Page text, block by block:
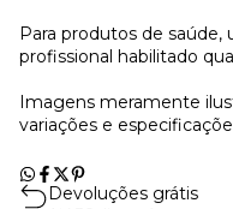
Para produtos de
profissional habilitado
Imagens meramente
variações e
Devoluções grátis